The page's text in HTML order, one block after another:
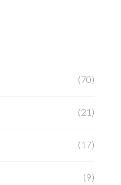
(70)
(21)
(17)
(9)